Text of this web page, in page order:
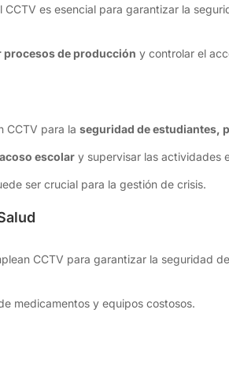
CCTV es esencial para garantizar la
procesos de producción y controlar el
CCTV para laseguridad de estudiantes,
escolar y supervisar las actividades
ser crucial para la gestión de crisis.
CCTV para garantizar la seguridad
medicamentos y equipos costosos.